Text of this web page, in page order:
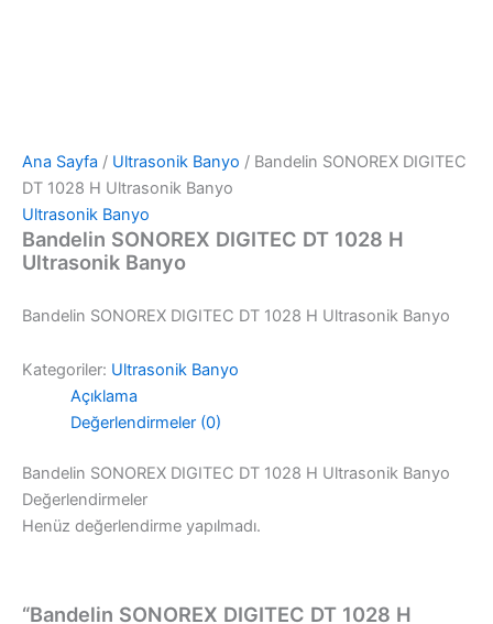
Ana Sayfa / Ultrasonik Banyo / Bandelin SONOREX DIGITEC
DT 1028 H Ultrasonik Banyo
Ultrasonik Banyo
Bandelin SONOREX DIGITEC DT 1028 H
Ultrasonik Banyo
Bandelin SONOREX DIGITEC DT 1028 H Ultrasonik Banyo
Kategoriler: Ultrasonik Banyo
Açıklama
Değerlendirmeler (0)
Bandelin SONOREX DIGITEC DT 1028 H Ultrasonik Banyo
Değerlendirmeler
Henüz değerlendirme yapılmadı.
“Bandelin SONOREX DIGITEC DT 1028 H